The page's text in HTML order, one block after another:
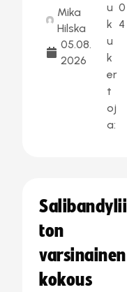
Mika
Hilska
05.08.
2026
u
k
u
k
er
t
oj
a:
0
4
Salibandylii
ton
varsinainen
kokous